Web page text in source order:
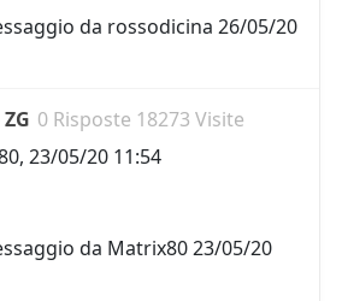
da rossodicina 26/05/20
0 Risposte 18273 Visite
, 23/05/20 11:54
da Matrix8023/05/20